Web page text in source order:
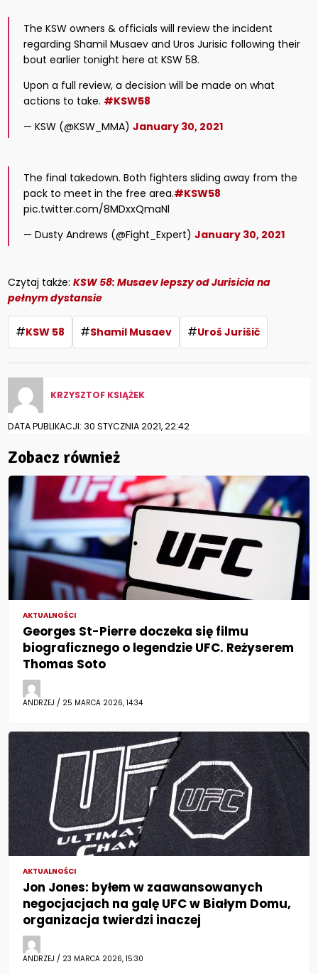
The KSW owners & officials will review the incident
regarding Shamil Musaev and Uros Jurisic following their
bout earlier tonight here at KSW 58.
Upon a full review, a decision will be made on what
actions to take. #KSW58
— KSW (@KSW_MMA)January 30, 2021
The final takedown. Both fighters sliding away from the
pack to meet in the free area.#KSW58
pic.twitter.com/8MDxxQmaNl
— Dusty Andrews (@Fight_Expert)January 30, 2021
Czytaj także:KSW 58: Musaev lepszy od Jurisicia na
pełnym dystansie
#KSW 58 #Shamil Musaev #Uroš Jurišič
KRZYSZTOF KSIĄŻEK
DATA PUBLIKACJI: 30 STYCZNIA 2021, 22:42
Zobacz również
AKTUALNOŚCI
Georges St-Pierre doczeka się filmu
biograficznego o legendzie UFC. Reżyserem
Thomas Soto
ANDRZEJ / 25 MARCA 2026, 14:34
AKTUALNOŚCI
Jon Jones: byłem w zaawansowanych
negocjacjach na galę UFC w Białym Domu,
organizacja twierdzi inaczej
ANDRZEJ / 23 MARCA 2026, 15:30